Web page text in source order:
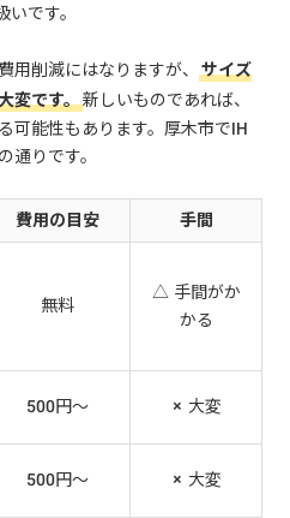
です。
用削減にはなりますが、サイズ
変です。新しいものであれば、
可能性もあります。厚木市でIH
通りです。
費用の目安
手間
無料
△ 手間がか
かる
500円～ × 大変
500円～ × 大変